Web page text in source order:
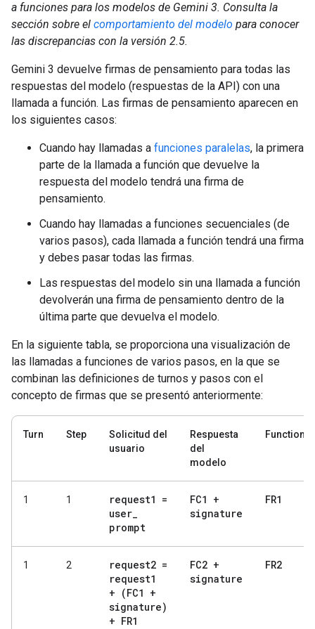
a funciones para los modelos de Gemini 3. Consulta la
sección sobre el comportamiento del modelo para conocer
las discrepancias con la versión 2.5.
Gemini 3 devuelve firmas de pensamiento para todas las
respuestas del modelo (respuestas de la API) con una
llamada a función. Las firmas de pensamiento aparecen en
los siguientes casos:
Cuando hay llamadas a funciones paralelas, la primera
parte de la llamada a función que devuelve la
respuesta del modelo tendrá una firma de
pensamiento.
Cuando hay llamadas a funciones secuenciales (de
varios pasos), cada llamada a función tendrá una firma
y debes pasar todas las firmas.
Las respuestas del modelo sin una llamada a función
devolverán una firma de pensamiento dentro de la
última parte que devuelva el modelo.
En la siguiente tabla, se proporciona una visualización de
las llamadas a funciones de varios pasos, en la que se
combinan las definiciones de turnos y pasos con el
concepto de firmas que se presentó anteriormente:
Turn Step
Solicitud del
usuario
Respuesta
del
modelo
1 1
request1 =
user_
prompt
FC1 +
signature
FR1
1 2
request2 =
request1
+ (FC1 +
signature)
+ FR1
FC2 +
signature
FR2